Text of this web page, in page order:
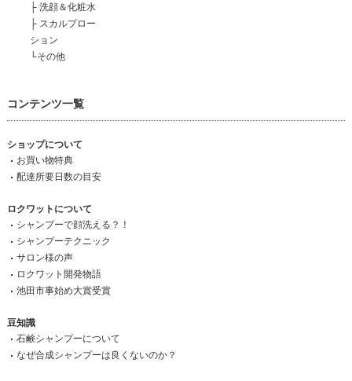
├ 洗顔＆化粧水
├ スカルプロー
ション
└その他
コンテンツ一覧
ショップについて
お買い物特典
配達所要日数の目安
ロクワットについて
シャンプーで顔洗える？！
シャンプーテクニック
サロン様の声
ロクワット開発物語
池田市事始め大賞受賞
豆知識
石鹸シャンプーについて
なぜ合成シャンプーは良くないのか？